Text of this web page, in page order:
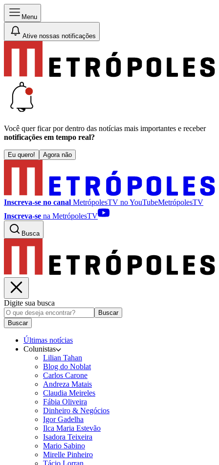
Menu
Ative nossas notificações
Você quer ficar por dentro das notícias mais importantes e receber
notificações em tempo real?
Eu quero! Agora não
Inscreva-se no canal MetrópolesTV noYouTubeMetrópolesTV
Inscreva-se na MetrópolesTV
Busca
Digite sua busca
Buscar
Buscar
Últimas notícias
Colunistas
Lilian Tahan
Blog do Noblat
Carlos Carone
Andreza Matais
Claudia Meireles
Fábia Oliveira
Dinheiro & Negócios
Igor Gadelha
Ilca Maria Estevão
Isadora Teixeira
Mario Sabino
Mirelle Pinheiro
Tácio Lorran